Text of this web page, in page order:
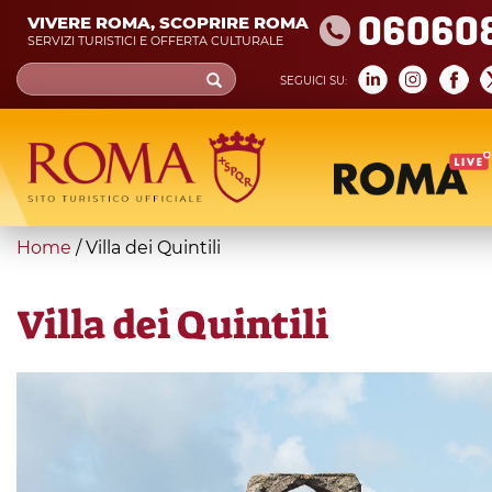
Skip
main
content
VIVERE ROMA, SCOPRIRE ROMA
SERVIZI TURISTICI E OFFERTA CULTURALE
SEGUICI SU:
Search
form
Cerca
You
here
Home /Villa dei Quintili
Villa dei Quintili